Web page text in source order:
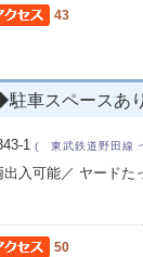
43
車スペースあ
1 ( 東武鉄道野田線
出入可能／ ヤード
50